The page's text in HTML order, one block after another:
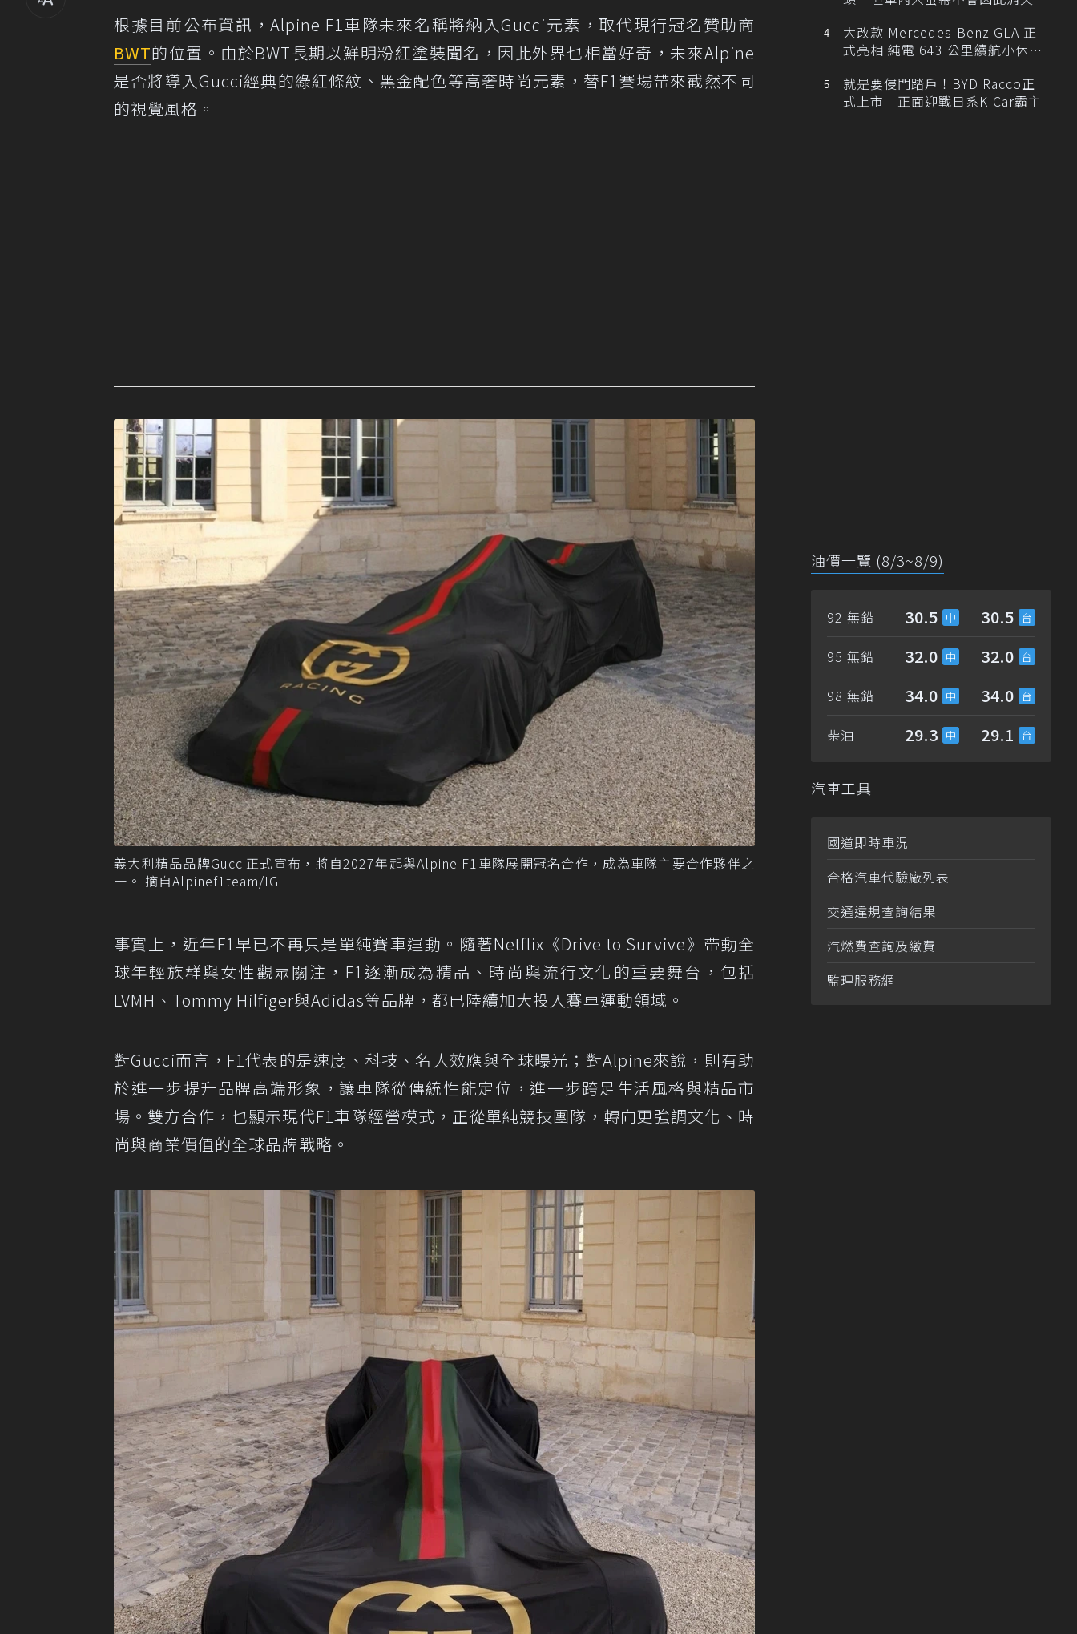
根據目前公布資訊，Alpine F1車隊未來名稱將納入Gucci元素，取代現行冠名贊助商
BWT的位置。由於BWT長期以鮮明粉紅塗裝聞名，因此外界也相當好奇，未來Alpine
是否將導入Gucci經典的綠紅條紋、黑金配色等高奢時尚元素，替F1賽場帶來截然不同
的視覺風格。
義大利精品品牌Gucci正式宣布，將自2027年起與Alpine F1車隊展開冠名合作，成為車隊主要合作夥伴之
一。 摘自Alpinef1team/IG
事實上，近年F1早已不再只是單純賽車運動。隨著Netflix《Drive to Survive》帶動全
球年輕族群與女性觀眾關注，F1逐漸成為精品、時尚與流行文化的重要舞台，包括
LVMH、Tommy Hilfiger與Adidas等品牌，都已陸續加大投入賽車運動領域。
對Gucci而言，F1代表的是速度、科技、名人效應與全球曝光；對Alpine來說，則有助
於進一步提升品牌高端形象，讓車隊從傳統性能定位，進一步跨足生活風格與精品市
場。雙方合作，也顯示現代F1車隊經營模式，正從單純競技團隊，轉向更強調文化、時
尚與商業價值的全球品牌戰略。
大改款 Mercedes-Benz GLA 正
式亮相 純電 643 公里續航小休
就是要侵門踏戶！BYD Racco正
式上市 正面迎戰日系K-Car霸主
油價一覽 (8/3~8/9)
92 無鉛 30.5 30.5
95 無鉛 32.0 32.0
98 無鉛 34.0 34.0
柴油 29.3 29.1
汽車工具
國道即時車況
合格汽車代驗廠列表
交通違規查詢結果
汽燃費查詢及繳費
監理服務網